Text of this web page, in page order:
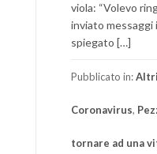
viola: “Volevo
inviato
spiegato […]
Pubblicato in:
Coronavirus,
tornare ad una